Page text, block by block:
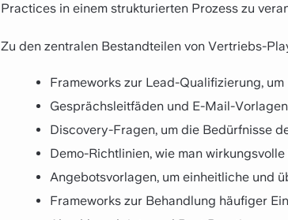
Practices in einem strukturierten Prozess zu
Zu den zentralen Bestandteilen von Vertriebs-
Frameworks zur Lead-Qualifizierung,
Gesprächsleitfäden und E-Mail-
Discovery-Fragen, um die Bedürfnisse
Demo-Richtlinien, wie man
Angebotsvorlagen, um einheitliche und
Frameworks zur Behandlung häufiger